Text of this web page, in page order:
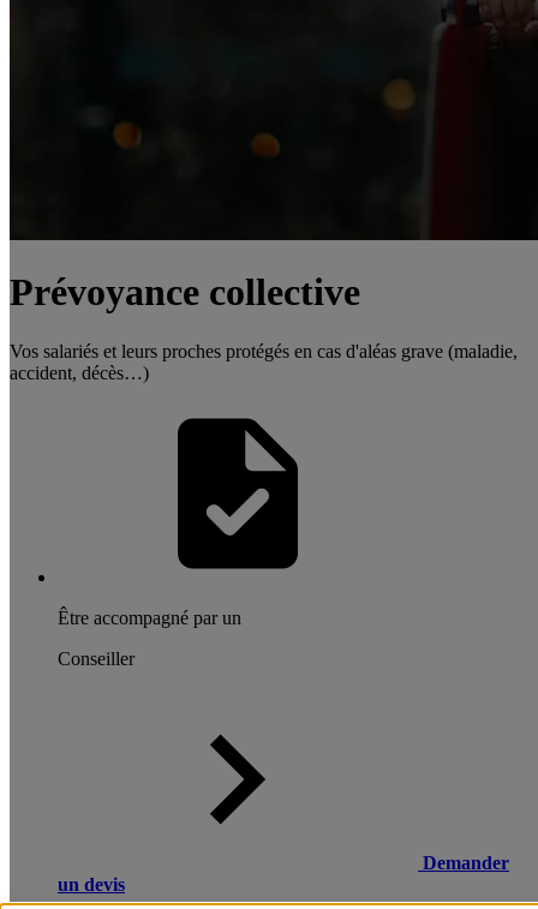
Prévoyance collective
Vos salariés et leurs proches protégés en cas d'aléas grave (maladie,
accident, décès…)
Être accompagné par un
Conseiller
Demander
un devis